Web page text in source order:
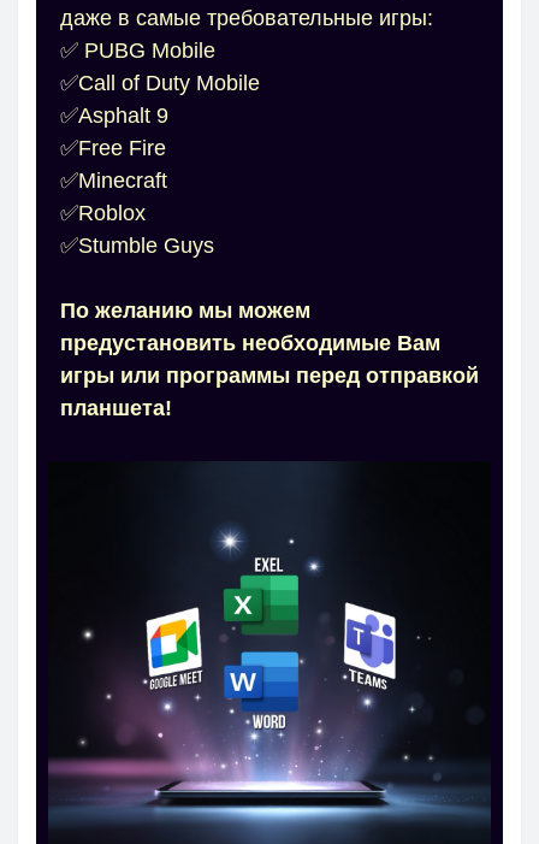
даже в самые требовательные игры:
✅ PUBG Mobile
✅Call of Duty Mobile
✅Asphalt 9
✅Free Fire
✅Minecraft
✅Roblox
✅Stumble Guys
По желанию мы можем
предустановить необходимые Вам
игры или программы перед отправкой
планшета!